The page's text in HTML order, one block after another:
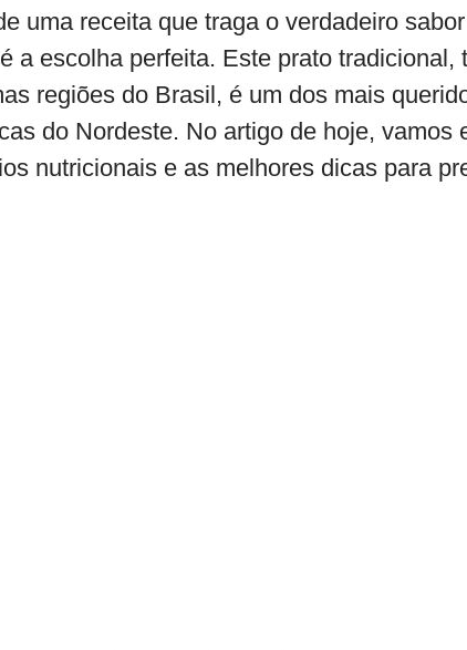
uma receita que traga o verdadeiro
a escolha perfeita. Este prato tradicional,
regiões do Brasil, é um dos mais
do Nordeste. No artigo de hoje, vamos
nutricionais e as melhores dicas para